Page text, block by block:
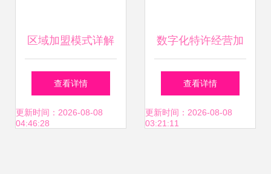
区域加盟模式详解
市场划分策略与投
资信息咨询指南
查看详情
更新时间：2026-08-08
04:46:28
数字化特许经营加
盟投资人画像及行
为研究报告
查看详情
更新时间：2026-08-08
03:21:11